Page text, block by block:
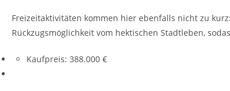
Freizeitaktivitäten kommen hier ebenfalls nicht zu
Rückzugsmöglichkeit vom hektischen Stadtleben,
Kaufpreis: 388.000 €